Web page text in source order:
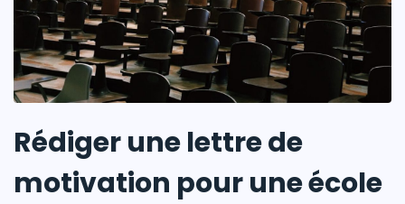
Rédiger une lettre de
motivation pour une école